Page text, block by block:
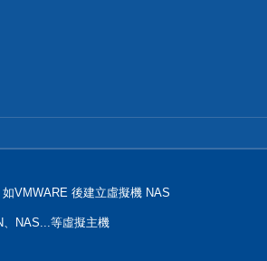
VMWARE 後建立虛擬機 NAS
NAS...等虛擬主機